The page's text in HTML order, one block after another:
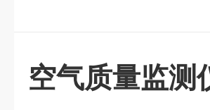
空气质量监测